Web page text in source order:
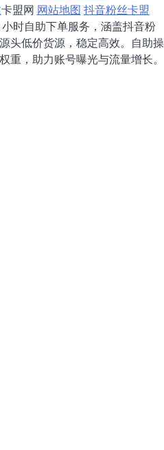
卡盟网 网站地图 抖音粉丝卡盟
时自助下单服务，涵盖抖音粉
头低价货源，稳定高效。自助操
重，助力账号曝光与流量增长。